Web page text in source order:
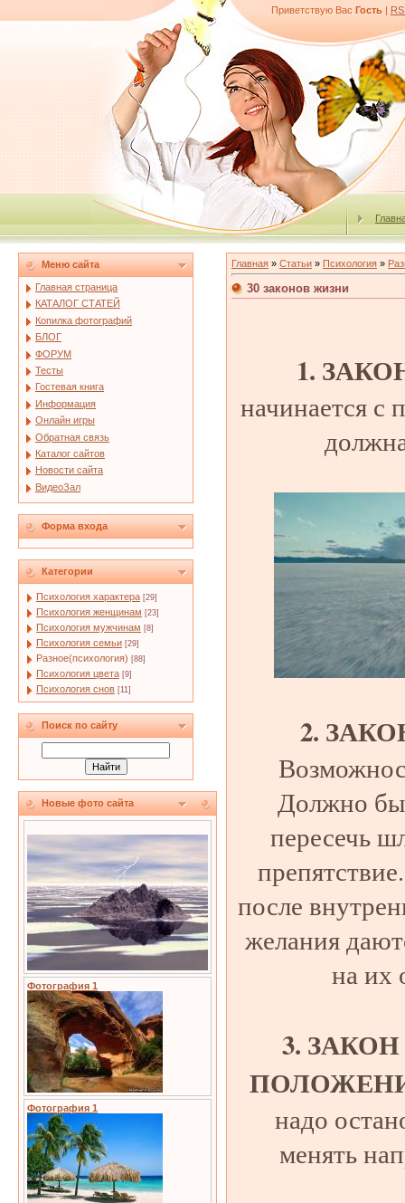
Приветствую Вас Гость |
Меню сайта
Главная страница
КАТАЛОГ СТАТЕЙ
Копилка фотографий
БЛОГ
ФОРУМ
Тесты
Гостевая книга
Информация
Онлайн игры
Обратная связь
Каталог сайтов
Новости сайта
ВидеоЗал
Форма входа
Категории
Психология характера [29]
Психология женщинам [23]
Психология мужчинам [8]
Психология семьи [29]
Разное(психология) [88]
Психология цвета [9]
Психология снов [11]
Поиск по сайту
Новые фото сайта
Фотография 1
Фотография 1
Главная » Статьи » Психология »
30 законов жизни
1.
начинается с
2.
Должно
пересечь
после
желания
на их
3.
надо
менять